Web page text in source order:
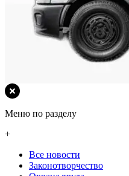
Меню по разделу
+
Все новости
Законотворчество